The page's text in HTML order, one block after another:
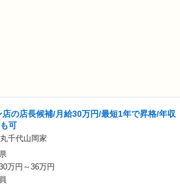
店の店長候補/月給30万円/最短1年で昇格/年収
可
千代山岡家
万円～36万円